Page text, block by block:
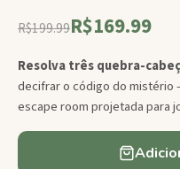
R$199.99R$169.99
Resolva três quebra-
decifrar o código do mistério
escape room projetada para